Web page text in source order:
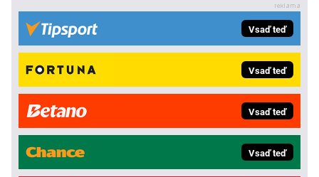
Vsaď teď
Vsaď teď
Vsaď teď
Vsaď teď